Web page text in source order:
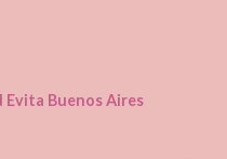
Evita Buenos Aires